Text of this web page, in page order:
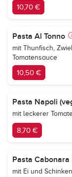
10,70 €
Pasta Al Tonno
mit Thunfisch,
Tomatensauce
10,50 €
Pasta Napoli
mit leckerer
8,70 €
Pasta Cabonara
mit Ei und